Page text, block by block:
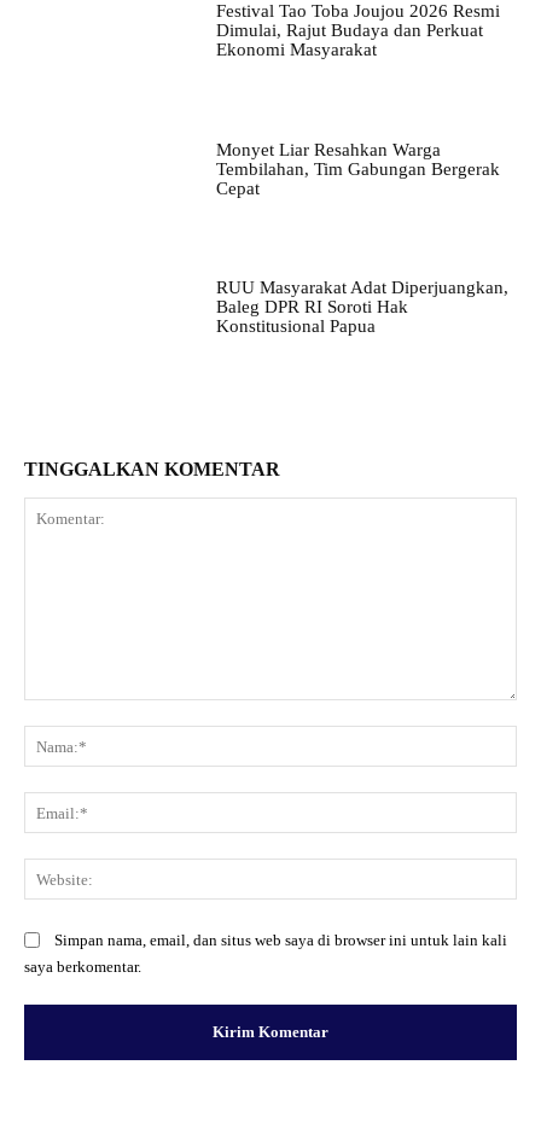
Festival Tao Toba Joujou 2026 Resmi
Dimulai, Rajut Budaya dan Perkuat
Ekonomi Masyarakat
Monyet Liar Resahkan Warga
Tembilahan, Tim Gabungan Bergerak
Cepat
RUU Masyarakat Adat Diperjuangkan,
Baleg DPR RI Soroti Hak
Konstitusional Papua
TINGGALKAN KOMENTAR
Simpan nama, email, dan situs web saya di browser ini untuk lain kali
saya berkomentar.